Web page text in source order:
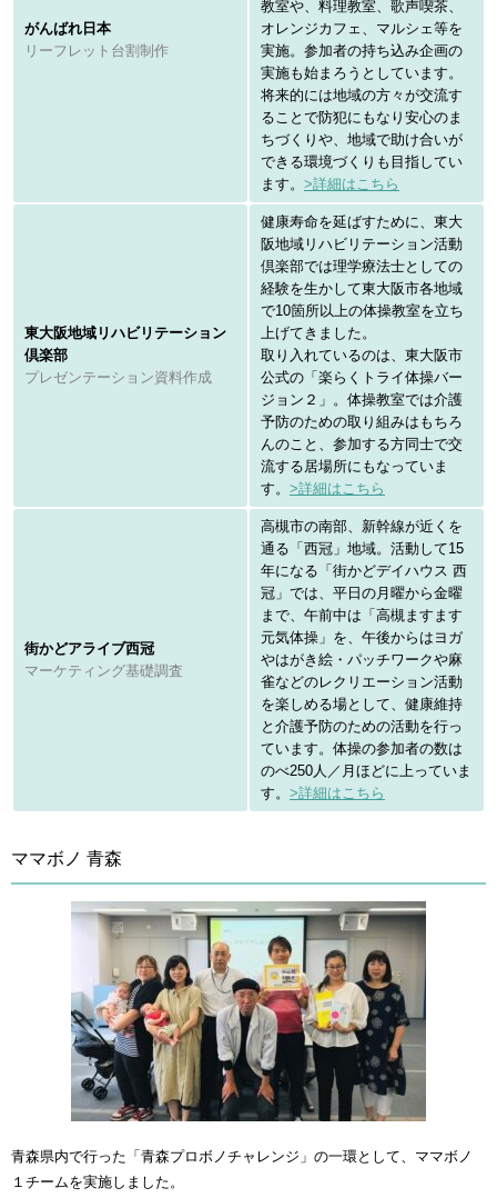
がんばれ日本
リーフレット台割制作
教室や、料理教室、歌声喫茶、
オレンジカフェ、マルシェ等を
実施。参加者の持ち込み企画の
実施も始まろうとしています。
将来的には地域の方々が交流す
ることで防犯にもなり安心のま
ちづくりや、地域で助け合いが
できる環境づくりも目指してい
ます。 >詳細はこちら
東大阪地域リハビリテーション
倶楽部
プレゼンテーション資料作成
健康寿命を延ばすために、東大
阪地域リハビリテーション活動
倶楽部では理学療法士としての
経験を生かして東大阪市各地域
で10箇所以上の体操教室を立ち
上げてきました。
取り入れているのは、東大阪市
公式の「楽らくトライ体操バー
ジョン２」。体操教室では介護
予防のための取り組みはもちろ
んのこと、参加する方同士で交
流する居場所にもなっていま
す。 >詳細はこちら
街かどアライブ西冠
マーケティング基礎調査
高槻市の南部、新幹線が近くを
通る「西冠」地域。活動して15
年になる「街かどデイハウス 西
冠」では、平日の月曜から金曜
まで、午前中は「高槻ますます
元気体操」を、午後からはヨガ
やはがき絵・パッチワークや麻
雀などのレクリエーション活動
を楽しめる場として、健康維持
と介護予防のための活動を行っ
ています。体操の参加者の数は
のべ250人／月ほどに上っていま
す。 >詳細はこちら
ママボノ 青森
青森県内で行った「青森プロボノチャレンジ」の一環として、ママボノ
１チームを実施しました。